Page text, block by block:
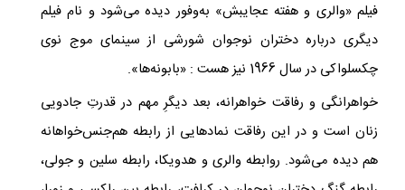
فیلم «والری و هفته عجایبش» به‌وفور دیده می‌شود و نام فیلم
دیگری درباره دختران نوجوان شورشی از سینمای موج نوی
چکسلواکی در سال 1966 نیز هست : «بابونه‌ها».
خواهرانگی و رفاقت خواهرانه، بعد دیگرِ مهم در قدرتِ جادویی
زنان است و در این رفاقت نمادهایی از رابطه هم‌جنس‌خواهانه
هم دیده می‌شود. روابطه والری و هدویکا، رابطه سلین و جولی،